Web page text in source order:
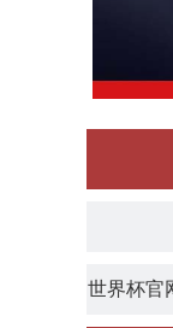
世界杯官